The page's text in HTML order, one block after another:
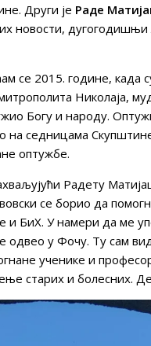
Други је Раде
новости, дугогодишњи
се 2015. године, када
Николаја,
Богу и народу.
на седницама
оптужбе.
Радету
се борио да
и БиХ. У намери да ме
одвео у Фочу. Ту сам
ученике и
старих и болесних.